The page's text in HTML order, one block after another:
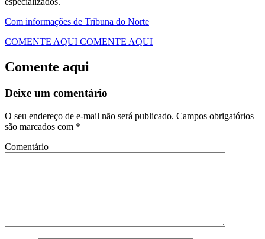
Com informações de Tribuna do Norte
COMENTE AQUI COMENTE AQUI
Comente aqui
Deixe um comentário
O seu endereço de e-mail não será publicado. Campos obrigatórios
são marcados com *
Comentário